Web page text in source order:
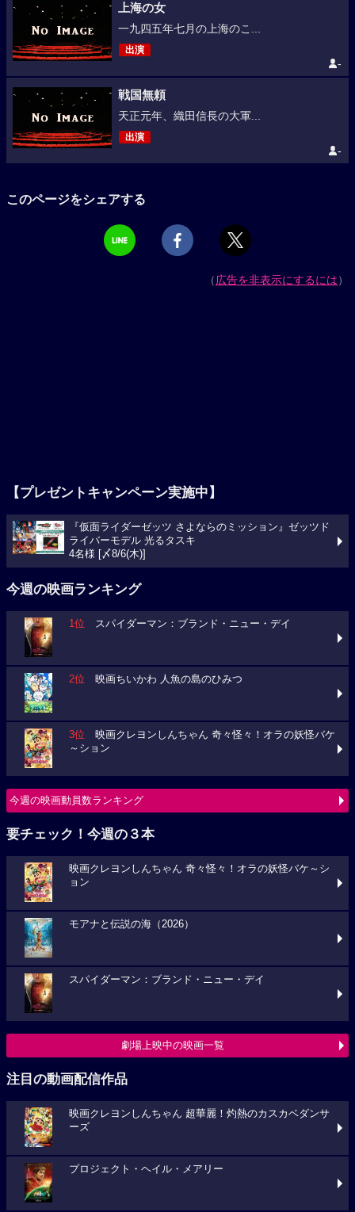
上海の女
一九四五年七月の上海のこ...
出演
-
戦国無頼
天正元年、織田信長の大軍...
出演
-
このページをシェアする
（広告を非表示にするには）
【プレゼントキャンペーン実施中】
『仮面ライダーゼッツ さよならのミッション』ゼッツド
ライバーモデル 光るタスキ
4名様 [〆8/6(木)]
今週の映画ランキング
1位 スパイダーマン：ブランド・ニュー・デイ
2位 映画ちいかわ 人魚の島のひみつ
3位 映画クレヨンしんちゃん 奇々怪々！オラの妖怪バケ
～ション
今週の映画動員数ランキング
要チェック！今週の３本
映画クレヨンしんちゃん 奇々怪々！オラの妖怪バケ～シ
ョン
モアナと伝説の海（2026）
スパイダーマン：ブランド・ニュー・デイ
劇場上映中の映画一覧
注目の動画配信作品
映画クレヨンしんちゃん 超華麗！灼熱のカスカベダンサ
ーズ
プロジェクト・ヘイル・メアリー